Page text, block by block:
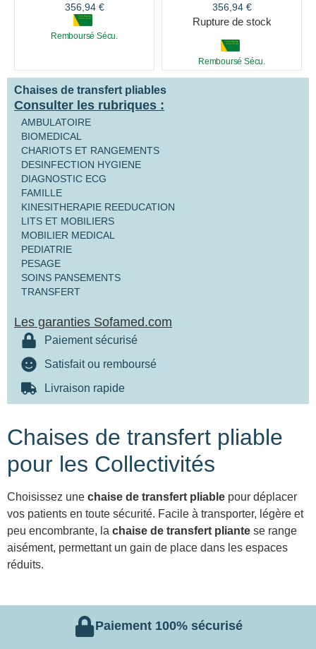
Chaises de transfert pliables
Consulter les rubriques :
AMBULATOIRE
BIOMEDICAL
CHARIOTS ET RANGEMENTS
DESINFECTION HYGIENE
DIAGNOSTIC ECG
FAMILLE
KINESITHERAPIE REEDUCATION
LITS ET MOBILIERS
MOBILIER MEDICAL
PEDIATRIE
PESAGE
SOINS PANSEMENTS
TRANSFERT
Les garanties Sofamed.com
Paiement sécurisé
Satisfait ou remboursé
Livraison rapide
356,94 €
Remboursé Sécu.
356,94 €
Rupture de stock
Remboursé Sécu.
Chaises de transfert pliable
pour les Collectivités
Choisissez une chaise de transfert pliable pour déplacer
vos patients en toute sécurité. Facile à transporter, légère et
peu encombrante, la chaise de transfert pliante se range
aisément, permettant un gain de place dans les espaces
réduits.
Paiement 100% sécurisé